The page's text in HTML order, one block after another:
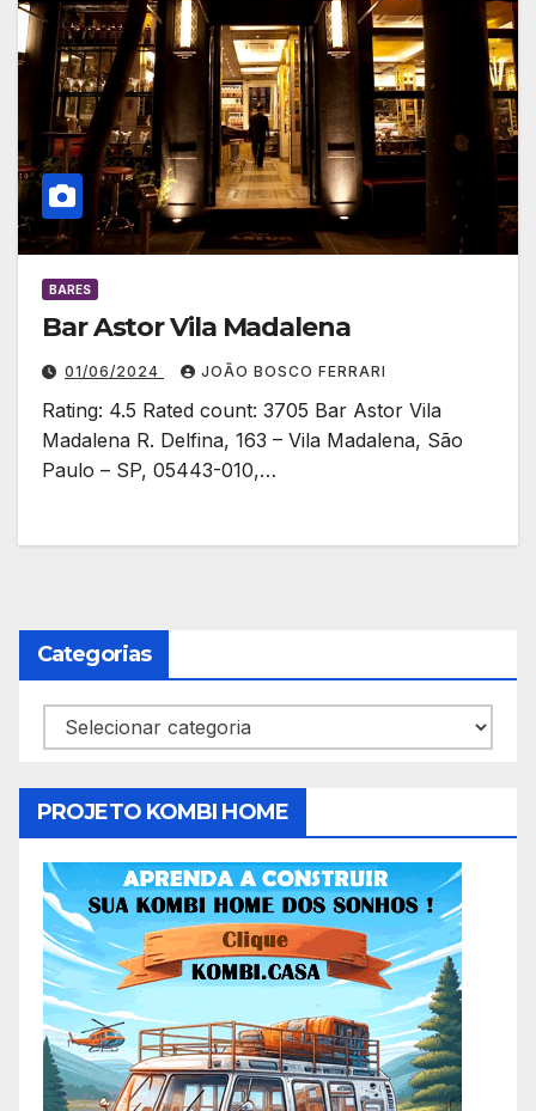
BARES
Bar Astor Vila Madalena
01/06/2024 JOÃO BOSCO FERRARI
Rating: 4.5 Rated count: 3705 Bar Astor Vila
Madalena R. Delfina, 163 – Vila Madalena, São
Paulo – SP, 05443-010,…
Categorias
Categorias
PROJETO KOMBI HOME